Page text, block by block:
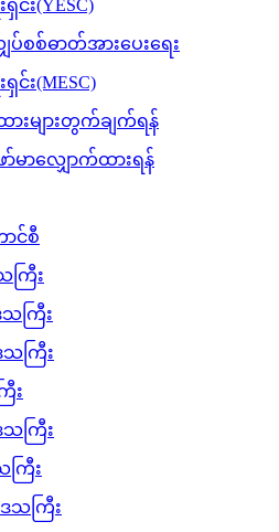
င်း(YESC)
ပ်စစ်ဓာတ်အားပေးရေး
င်း(MESC)
ားများတွက်ချက်ရန်
မာလျှောက်ထားရန်
င်စီ
ကြီး
သကြီး
သကြီး
း
သကြီး
ကြီး
သကြီး